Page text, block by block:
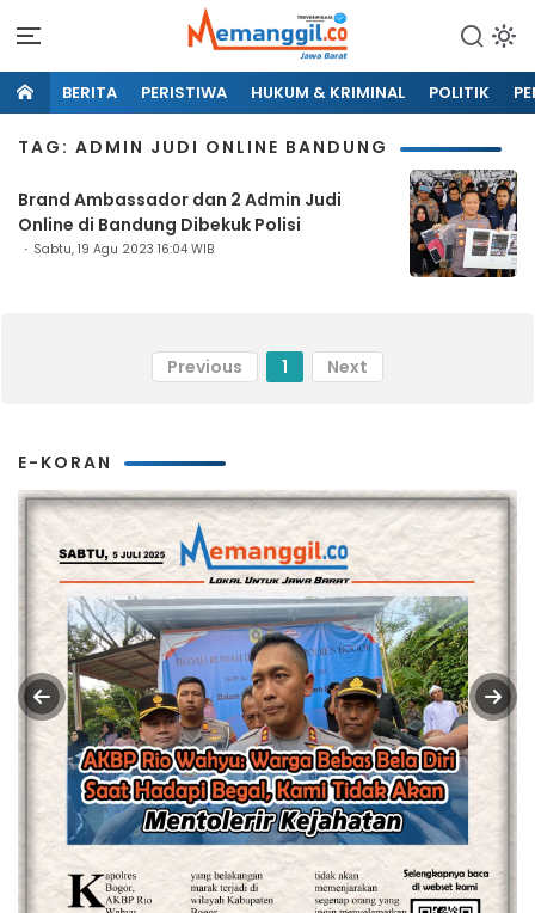
BERITA PERISTIWA HUKUM & KRIMINAL POLITIK
TAG: ADMIN JUDI ONLINE BANDUNG
Brand Ambassador dan 2 Admin Judi
Online di Bandung Dibekuk Polisi
Sabtu, 19 Agu 2023 16:04 WIB
Previous 1 Next
E-KORAN